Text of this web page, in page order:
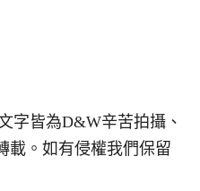
字皆為D&W辛苦拍攝、
載。如有侵權我們保留